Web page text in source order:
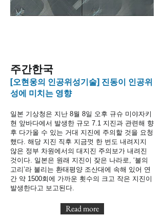
주간한국
[오현웅의 인공위성기술] 진동이 인공위
성에 미치는 영향
일본 기상청은 지난 8월 8일 오후 규슈 미야자키
현 앞바다에서 발생한 규모 7.1 지진과 관련해 향
후 다가올 수 있는 거대 지진에 주의할 것을 요청
했다. 해당 지진 직후 지금껏 한 번도 내려지지
않은 정부 차원에서의 대지진 주의보가 내려진
것이다. 일본은 원래 지진이 잦은 나라로, ‘불의
고리’라 불리는 환태평양 조산대에 속해 있어 연
간 약 1500회에 가까운 횟수의 크고 작은 지진이
발생한다고 보고된다.
Read more